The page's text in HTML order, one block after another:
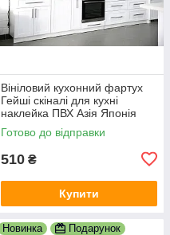
Вініловий кухонний фартух
Гейші скіналі для кухні
наклейка ПВХ Азія Японія
сакура Коричневий 600х2000
мм
Готово до відправки
510 ₴
Купити
Новинка Подарунок